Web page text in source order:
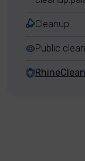
Cleanup
Public